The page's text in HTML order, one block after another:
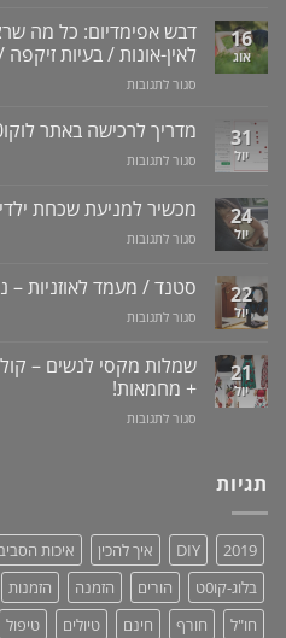
לשטיפה
דנטלית:
ניקוי
שיניים,
וחלל
–
עששת,
ונסיגת
16
אוג
דבש אפימדיום: כל מה
לאין-אונות / בעיות
סגור לתגובות
אפימדיום:
כל
מה
לדעת!
טבעי
/
זיקפה
תערובת
צמחים
31
יול
מדריך לרכישה באתר לוקו0ט + וידאו
סגור לתגובות
באתר
וידאו
24
יול
מכשיר למניעת שכחת
סגור לתגובות
שכחת
ילדים
מוצר
גאוני
ומציל
חיים!
22
יול
סטנד / מעמד לאוזניות –
סגור לתגובות
מעמד
לאוזניות
21
יול
+ מחמאות!
סגור לתגובות
2019:
נוחות,
אופנתיות
+
מחמאות!
תגיות
2019
DIY איך להכין איכות
בלוג-קו0ט
הורים הזמנה הזמנות
חו"ל
חורף חינם טיולים טיפול